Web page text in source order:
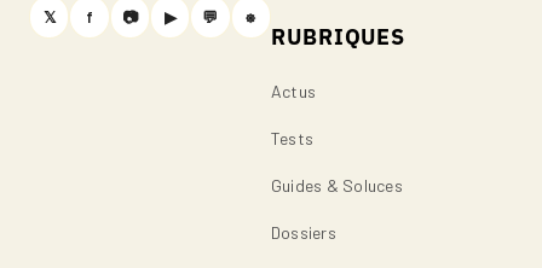
𝕏 f 📷 ▶ 💬 ⎈
RUBRIQUES
Actus
Tests
Guides & Soluces
Dossiers